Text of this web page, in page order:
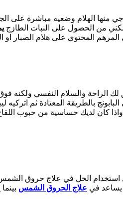
منها الهلام وضعيه مباشرة على
من الحصول على النبات الطازج
المحتوي على هلام الصبار او
لك الراحة والسلام النفسي
بالطريقة المعتادة ثم اتركيه
واذا كان لديك حساسية من حبوب
استخدام الخل في علاج حروق
يساعد في علاج الحروق الشمس